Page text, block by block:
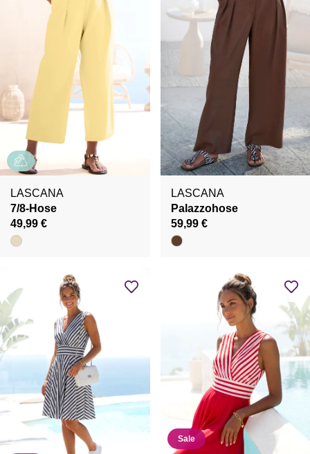
LASCANA
7/8-Hose
49,99 €
LASCANA
Palazzohose
59,99 €
Sale